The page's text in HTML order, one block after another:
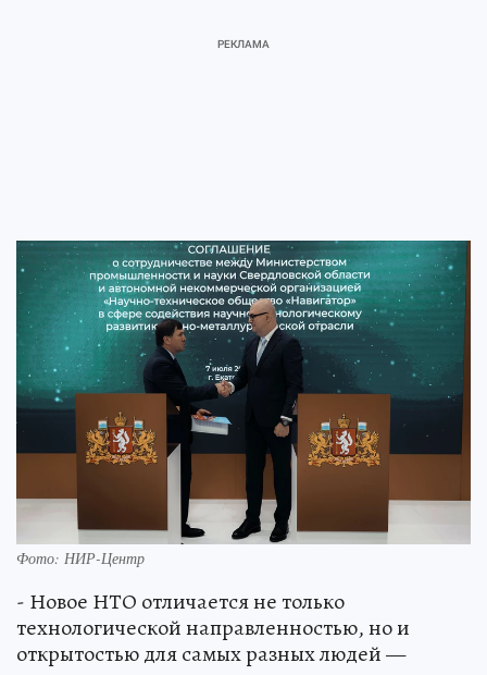
Фото: НИР-Центр
- Новое НТО отличается не только
технологической направленностью, но и
открытостью для самых разных людей —